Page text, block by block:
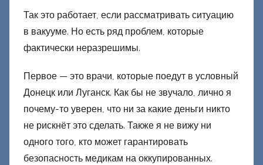
Так это работает, если рассматривать ситуацию
в вакууме. Но есть ряд проблем, которые
фактически неразрешимы.
Первое — это врачи, которые поедут в условный
Донецк или Луганск. Как бы не звучало, лично я
почему-то уверен, что ни за какие деньги никто
не рискнёт это сделать. Также я не вижу ни
одного того, кто может гарантировать
безопасность медикам на оккупированных.